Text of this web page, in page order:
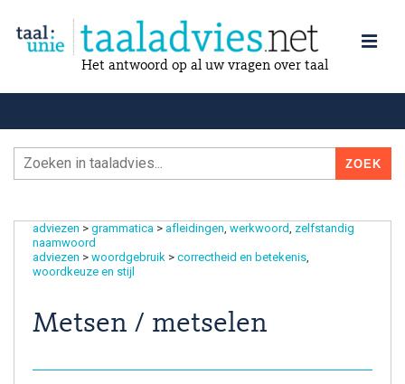
Het antwoord op al uw vragen over taal
adviezen > grammatica > afleidingen werkwoord zelfstandig
naamwoord
adviezen > woordgebruik > correctheid en betekenis
woordkeuze en stijl
Metsen / metselen